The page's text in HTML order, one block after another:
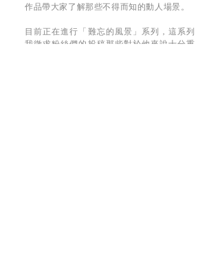
作品帶大家了解那些不得而知的動人場景。
目前正在進行「難忘的風景」系列，這系列
我徵求粉絲們的投稿那些對於他來說十分重